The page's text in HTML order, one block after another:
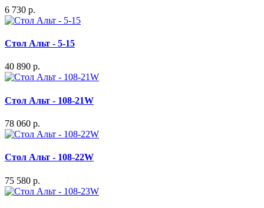
6 730 р.
Стол Альт - 5-15
40 890 р.
Стол Альт - 108-21W
78 060 р.
Стол Альт - 108-22W
75 580 р.